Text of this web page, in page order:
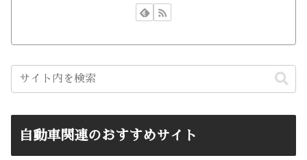
自動車関連のおすすめサイト